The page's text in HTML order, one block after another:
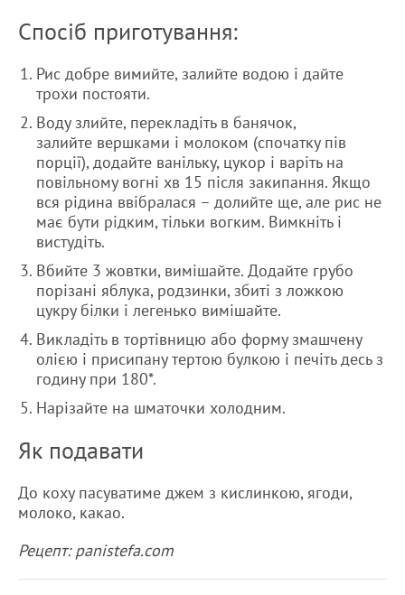
Спосіб приготування:
Рис добре вимийте, залийте водою і дайте
трохи постояти.
Воду злийте, перекладіть в банячок,
залийте вершками і молоком (спочатку пів
порції), додайте ванільку, цукор і варіть на
повільному вогні хв 15 після закипання. Якщо
вся рідина ввібралася – долийте ще, але рис не
має бути рідким, тільки вогким. Вимкніть і
вистудіть.
Вбийте 3 жовтки, вимішайте. Додайте грубо
порізані яблука, родзинки, збиті з ложкою
цукру білки і легенько вимішайте.
Викладіть в тортівницю або форму змашчену
олією і присипану тертою булкою і печіть десь з
годину при 180*.
Нарізайте на шматочки холодним.
Як подавати
До коху пасуватиме джем з кислинкою, ягоди,
молоко, какао.
Рецепт: panistefa.com